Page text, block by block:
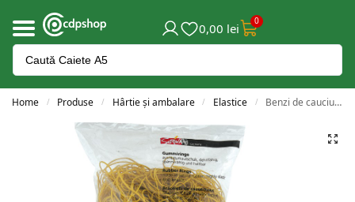
0,00 lei 0
Home / Produse / Hârtie și ambalare / Elastice / Benzi de cauciuc Forster 70 mm 1 kg/pungă